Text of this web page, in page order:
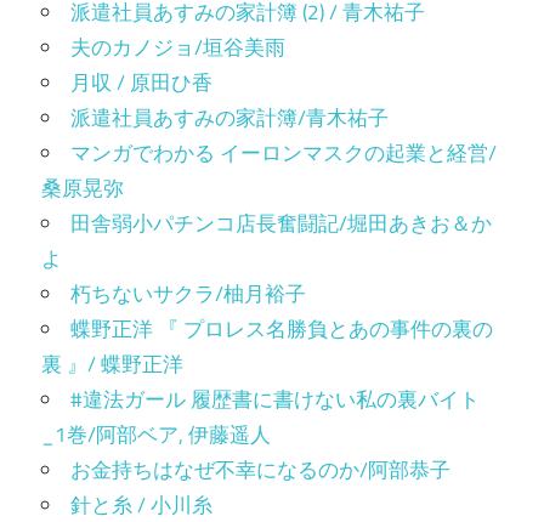
派遣社員あすみの家計簿 (2) / 青木祐子
夫のカノジョ/垣谷美雨
月収 / 原田ひ香
派遣社員あすみの家計簿/青木祐子
マンガでわかる イーロンマスクの起業と経営/
桑原晃弥
田舎弱小パチンコ店長奮闘記/堀田あきお＆か
よ
朽ちないサクラ/柚月裕子
蝶野正洋 『 プロレス名勝負とあの事件の裏の
裏 』/ 蝶野正洋
#違法ガール 履歴書に書けない私の裏バイト
_1巻/阿部ベア, 伊藤遥人
お金持ちはなぜ不幸になるのか/阿部恭子
針と糸 / 小川糸